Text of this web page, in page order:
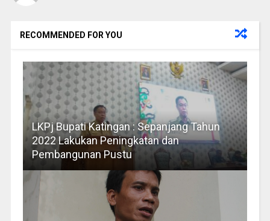
RECOMMENDED FOR YOU
LKPj Bupati Katingan : Sepanjang Tahun
2022 Lakukan Peningkatan dan
Pembangunan Pustu